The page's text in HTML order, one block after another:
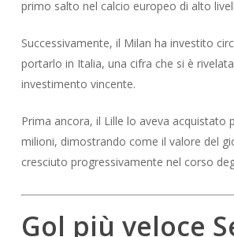
primo salto nel calcio europeo di alto
Successivamente, il Milan ha investito
portarlo in Italia, una cifra che si è
investimento vincente.
Prima ancora, il Lille lo aveva acquistato
milioni, dimostrando come il valore del
cresciuto progressivamente nel corso
Gol più veloce